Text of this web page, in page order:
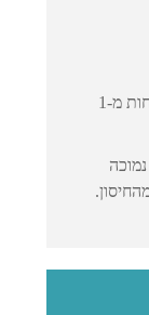
תגובה אלרגית קשה עשויה להופיע בפחות מ-1